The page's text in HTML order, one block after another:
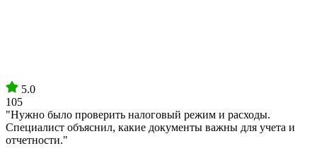
5.0
105
"Нужно было проверить налоговый режим и расходы.
Специалист объяснил, какие документы важны для учета и
отчетности."